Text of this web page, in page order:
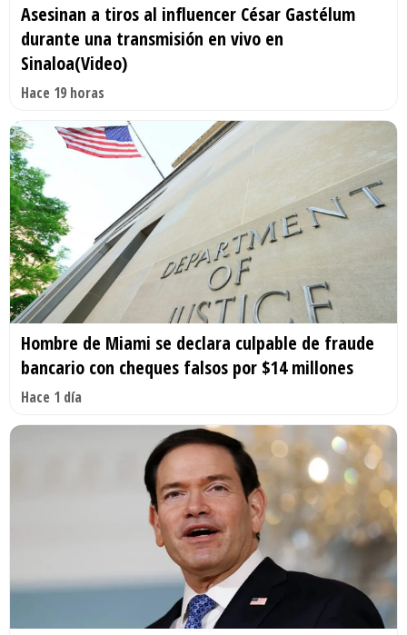
Asesinan a tiros al influencer César Gastélum
durante una transmisión en vivo en
Sinaloa(Video)
Hace 19 horas
Hombre de Miami se declara culpable de fraude
bancario con cheques falsos por $14 millones
Hace 1 día